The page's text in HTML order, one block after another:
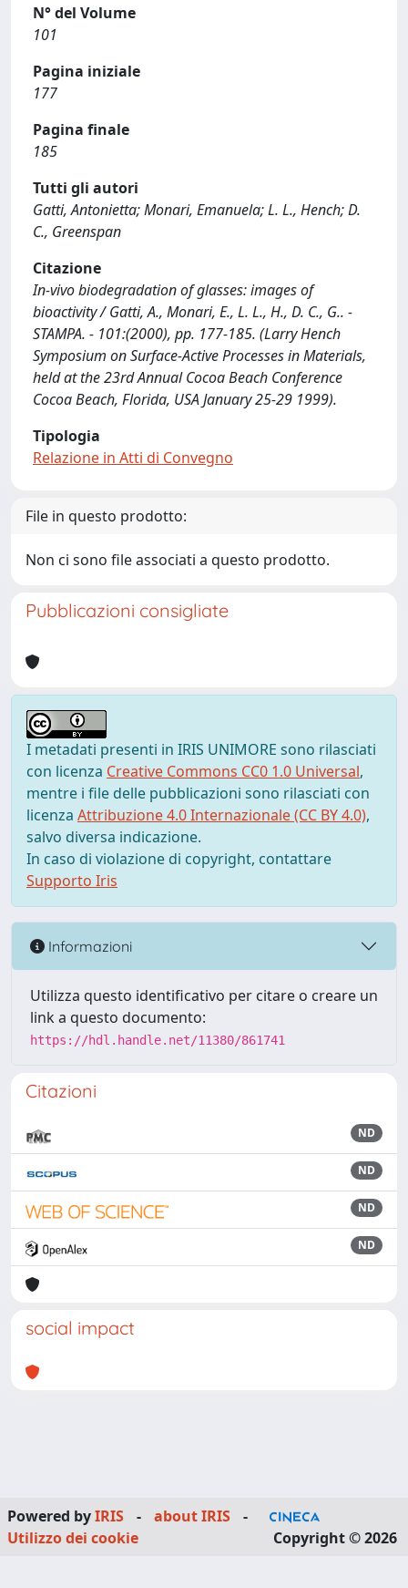
N° del Volume
101
Pagina iniziale
177
Pagina finale
185
Tutti gli autori
Gatti, Antonietta; Monari, Emanuela; L. L., Hench; D.
C., Greenspan
Citazione
In-vivo biodegradation of glasses: images of
bioactivity / Gatti, A., Monari, E., L. L., H., D. C., G.. -
STAMPA. - 101:(2000), pp. 177-185. (Larry Hench
Symposium on Surface-Active Processes in Materials,
held at the 23rd Annual Cocoa Beach Conference
Cocoa Beach, Florida, USA January 25-29 1999).
Tipologia
Relazione in Atti di Convegno
File in questo prodotto:
Non ci sono file associati a questo prodotto.
Pubblicazioni consigliate
I metadati presenti in IRIS UNIMORE sono rilasciati
con licenza Creative Commons CC0 1.0 Universal,
mentre i file delle pubblicazioni sono rilasciati con
licenza Attribuzione 4.0 Internazionale (CC BY 4.0),
salvo diversa indicazione.
In caso di violazione di copyright, contattare
Supporto Iris
Informazioni
Utilizza questo identificativo per citare o creare un
link a questo documento:
https://hdl.handle.net/11380/861741
Citazioni
ND
ND
ND
ND
social impact
Powered byIRIS - about IRIS
-
Utilizzo dei cookie
Copyright © 2026